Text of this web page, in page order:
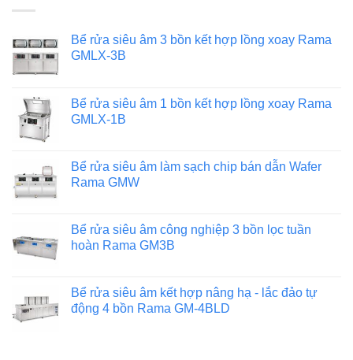
Bể rửa siêu âm 3 bồn kết hợp lồng xoay Rama
GMLX-3B
Bể rửa siêu âm 1 bồn kết hợp lồng xoay Rama
GMLX-1B
Bể rửa siêu âm làm sạch chip bán dẫn Wafer
Rama GMW
Bể rửa siêu âm công nghiệp 3 bồn lọc tuần
hoàn Rama GM3B
Bể rửa siêu âm kết hợp nâng hạ - lắc đảo tự
động 4 bồn Rama GM-4BLD